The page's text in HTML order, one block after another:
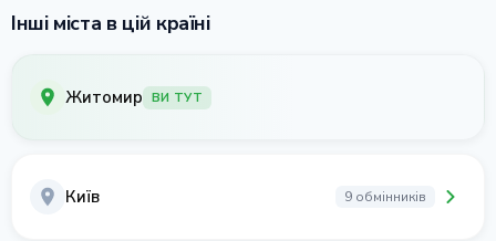
Інші міста в цій країні
Житомир ВИ ТУТ
Київ 9 обмінників